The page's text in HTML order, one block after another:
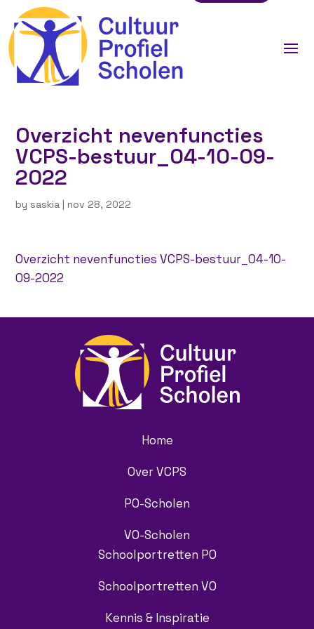
Overzicht nevenfuncties
VCPS-bestuur_04-10-09-
2022
bysaskia | nov 28, 2022
Overzicht nevenfuncties VCPS-bestuur_04-10-
09-2022
Home
Over VCPS
PO-Scholen
VO-Scholen
Schoolportretten PO
Schoolportretten VO
Kennis & Inspiratie